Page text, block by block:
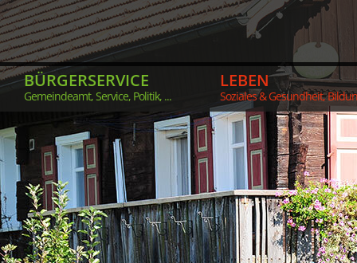
BÜRGERSERVICE
Gemeindeamt, Service, Politik, ...
LEBEN
Soziales & Gesundheit,